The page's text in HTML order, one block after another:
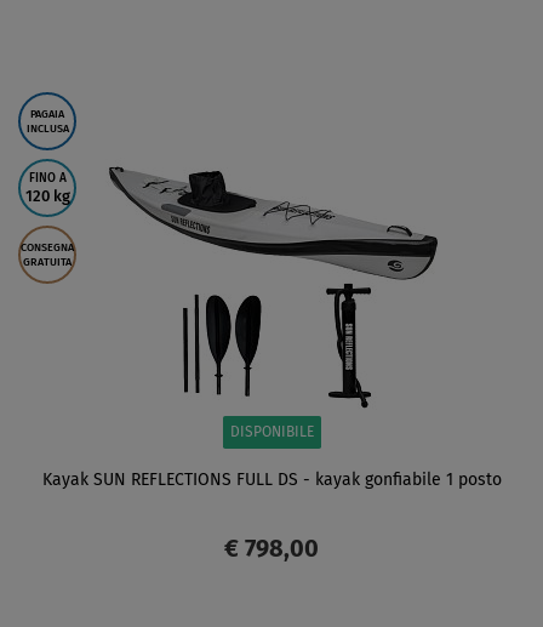
PAGAIA
INCLUSA
FINO A
120 kg
CONSEGNA
GRATUITA
DISPONIBILE
Kayak SUN REFLECTIONS FULL DS - kayak gonfiabile 1 posto
€ 798,00